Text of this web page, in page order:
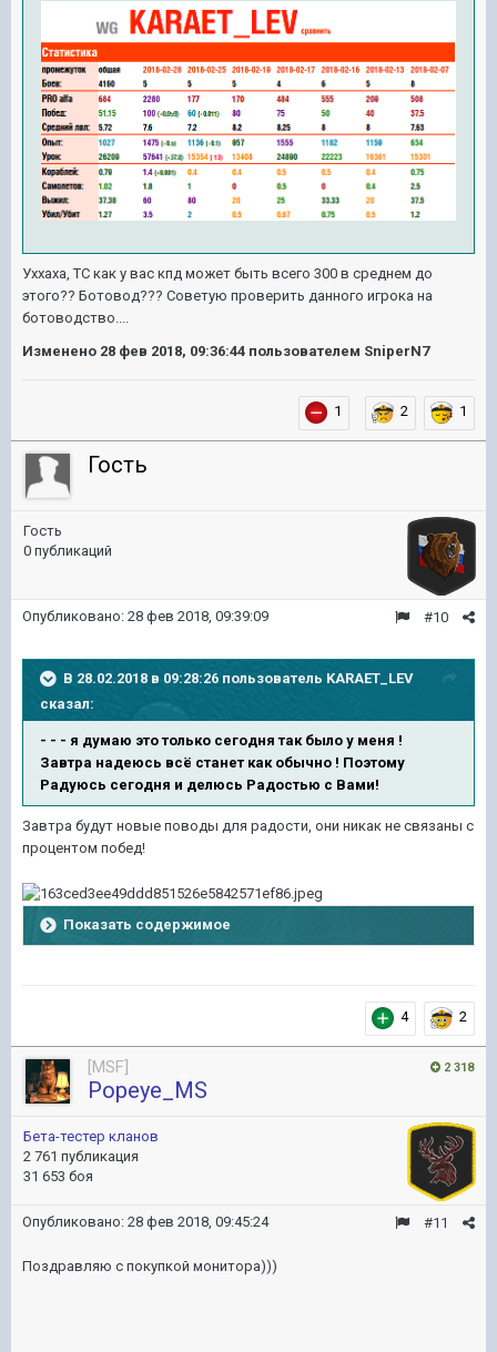
Уххаха, ТС как у вас кпд может быть всего 300 в среднем до
этого?? Ботовод??? Советую проверить данного игрока на
ботоводство....
Изменено 28 фев 2018, 09:36:44 пользователем SniperN7
1 2 1
Гость
Гость
0 публикаций
#10
Опубликовано: 28 фев 2018, 09:39:09
В 28.02.2018 в 09:28:26 пользователь KARAET_LEV
сказал:
- - - я думаю это только сегодня так было у меня !
Завтра надеюсь всё станет как обычно ! Поэтому
Радуюсь сегодня и делюсь Радостью с Вами!
Завтра будут новые поводы для радости, они никак не связаны с
процентом побед!
Показать содержимое
4 2
2 318
[MSF]
Popeye_MS
Бета-тестер кланов
2 761 публикация
31 653 боя
#11
Опубликовано: 28 фев 2018, 09:45:24
Поздравляю с покупкой монитора)))